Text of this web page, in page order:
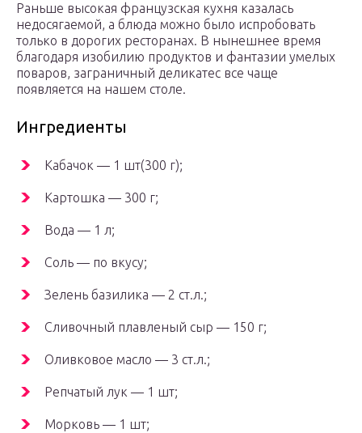
Раньше высокая французская кухня казалась
недосягаемой, а блюда можно было испробовать
только в дорогих ресторанах. В нынешнее время
благодаря изобилию продуктов и фантазии умелых
поваров, заграничный деликатес все чаще
появляется на нашем столе.
Ингредиенты
Кабачок — 1 шт(300 г);
Картошка — 300 г;
Вода — 1 л;
Соль — по вкусу;
Зелень базилика — 2 ст.л.;
Сливочный плавленый сыр — 150 г;
Оливковое масло — 3 ст.л.;
Репчатый лук — 1 шт;
Морковь — 1 шт;